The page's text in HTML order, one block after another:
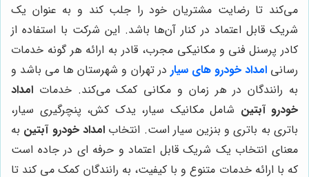
می‌کند تا رضایت مشتریان خود را جلب کند و به عنوان یک
شریک قابل اعتماد در کنار آن‌ها باشد. این شرکت با استفاده از
کادر پرسنل فنی و مکانیکی مجرب، قادر به ارائه هر گونه خدمات
رسانیامداد خودرو های سیار در تهران و شهرستان ها می باشد و
به رانندگان در هر زمان و مکانی کمک می‌کند. خدمات امداد
خودرو آبتین شامل مکانیک سیار، یدک کش، پنچرگیری سیار،
باتری به باتری و بنزین سیار است. انتخاب امداد خودرو آبتین به
معنای انتخاب یک شریک قابل اعتماد و حرفه ای در جاده است
که با ارائه خدمات متنوع و با کیفیت، به رانندگان کمک می کند تا